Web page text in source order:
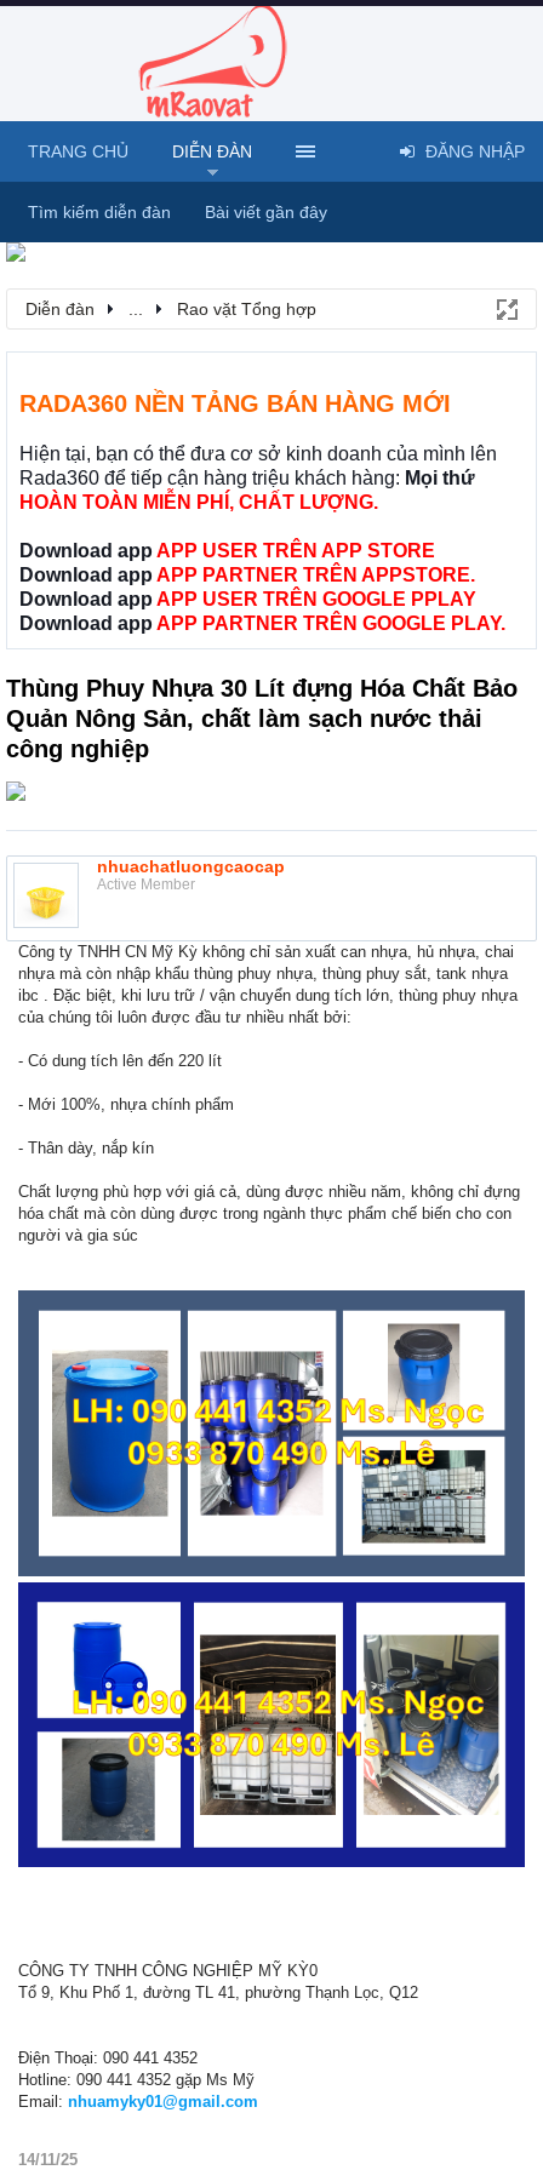
Diễn đàn Rao vặt Tổng hợp
RADA360 NỀN TẢNG BÁN HÀNG MỚI
Hiện tại, bạn có thể đưa cơ sở kinh doanh của mình lên
Rada360 để tiếp cận hàng triệu khách hàng: Mọi thứ
HOÀN TOÀN MIỄN PHÍ, CHẤT LƯỢNG.
Download app APP USER TRÊN APP STORE
Download app APP PARTNER TRÊN APPSTORE.
Download app APP USER TRÊN GOOGLE PPLAY
Download app APP PARTNER TRÊN GOOGLE PLAY.
Thùng Phuy Nhựa 30 Lít đựng Hóa Chất Bảo
Quản Nông Sản, chất làm sạch nước thải
công nghiệp
nhuachatluongcaocap
Active Member
Công ty TNHH CN Mỹ Kỳ không chỉ sản xuất can nhựa, hủ nhựa, chai
nhựa mà còn nhập khẩu thùng phuy nhựa, thùng phuy sắt, tank nhựa
ibc . Đặc biệt, khi lưu trữ / vận chuyển dung tích lớn, thùng phuy nhựa
của chúng tôi luôn được đầu tư nhiều nhất bởi:
- Có dung tích lên đến 220 lít
- Mới 100%, nhựa chính phẩm
- Thân dày, nắp kín
Chất lượng phù hợp với giá cả, dùng được nhiều năm, không chỉ đựng
hóa chất mà còn dùng được trong ngành thực phẩm chế biến cho con
người và gia súc
CÔNG TY TNHH CÔNG NGHIỆP MỸ KỲ0
Tổ 9, Khu Phố 1, đường TL 41, phường Thạnh Lọc, Q12
Điện Thoại: 090 441 4352
Hotline: 090 441 4352 gặp Ms Mỹ
Email: nhuamyky01@gmail.com
14/11/25
TRANG CHỦ DIỄN ĐÀN
Tìm kiếm diễn đàn Bài viết gần đây
ĐĂNG NHẬP